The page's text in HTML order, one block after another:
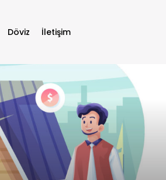
Döviz İletişim